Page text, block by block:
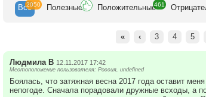
Все2050 Полезные Положительные461 Отрицат
« ‹ 3 4 5
Людмила В 12.11.2017 17:42
Местоположение пользователя: Россия, undefined
Боялась, что затяжная весна 2017 года оставит
непогоде. Сначала порадовали дружные всходы, а